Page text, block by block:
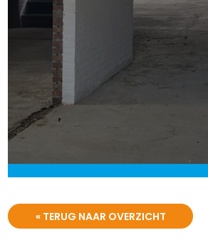
« TERUG NAAR OVERZICHT